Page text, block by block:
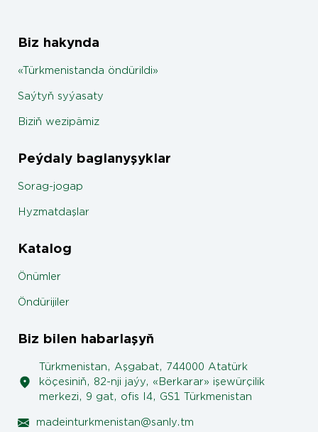
Biz hakynda
«Türkmenistanda öndürildi»
Saýtyň syýasaty
Biziň wezipämiz
Peýdaly baglanyşyklar
Sorag-jogap
Hyzmatdaşlar
Katalog
Önümler
Öndürijiler
Biz bilen habarlaşyň
Türkmenistan, Aşgabat, 744000 Atatürk
köçesiniň, 82-nji jaýy, «Berkarar» işewürçilik
merkezi, 9 gat, ofis I4, GS1 Türkmenistan
madeinturkmenistan@sanly.tm